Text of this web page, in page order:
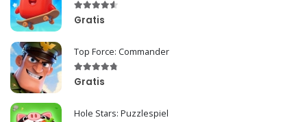
Gratis
Top Force: Commander
Gratis
Hole Stars: Puzzlespiel